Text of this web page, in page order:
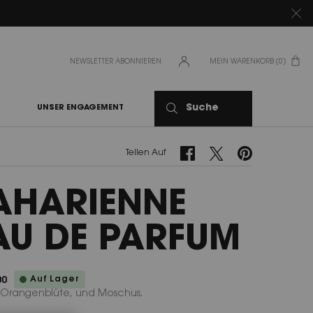
NEWSLETTER ABONNIEREN MEIN WARENKORB 0
UNSER ENGAGEMENT Suche
Teilen Auf Teilen Auf Facebook
Teilen Auf Twitter
Teilen Auf
DE PARFUM
Auf Lager
Orangenblüte, und Moschus.